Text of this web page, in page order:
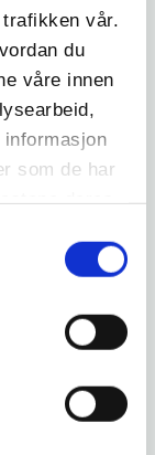
vår.
du
våre innen
informasjon
som de har
deres.